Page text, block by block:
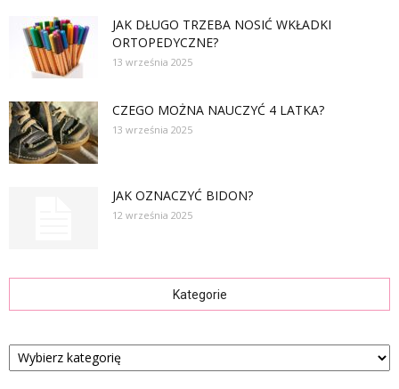
JAK DŁUGO TRZEBA NOSIĆ WKŁADKI
ORTOPEDYCZNE?
13 września 2025
CZEGO MOŻNA NAUCZYĆ 4 LATKA?
13 września 2025
JAK OZNACZYĆ BIDON?
12 września 2025
Kategorie
Kategorie